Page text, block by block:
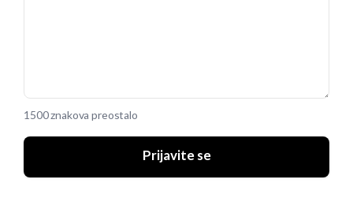
1500 znakova preostalo
Prijavite se